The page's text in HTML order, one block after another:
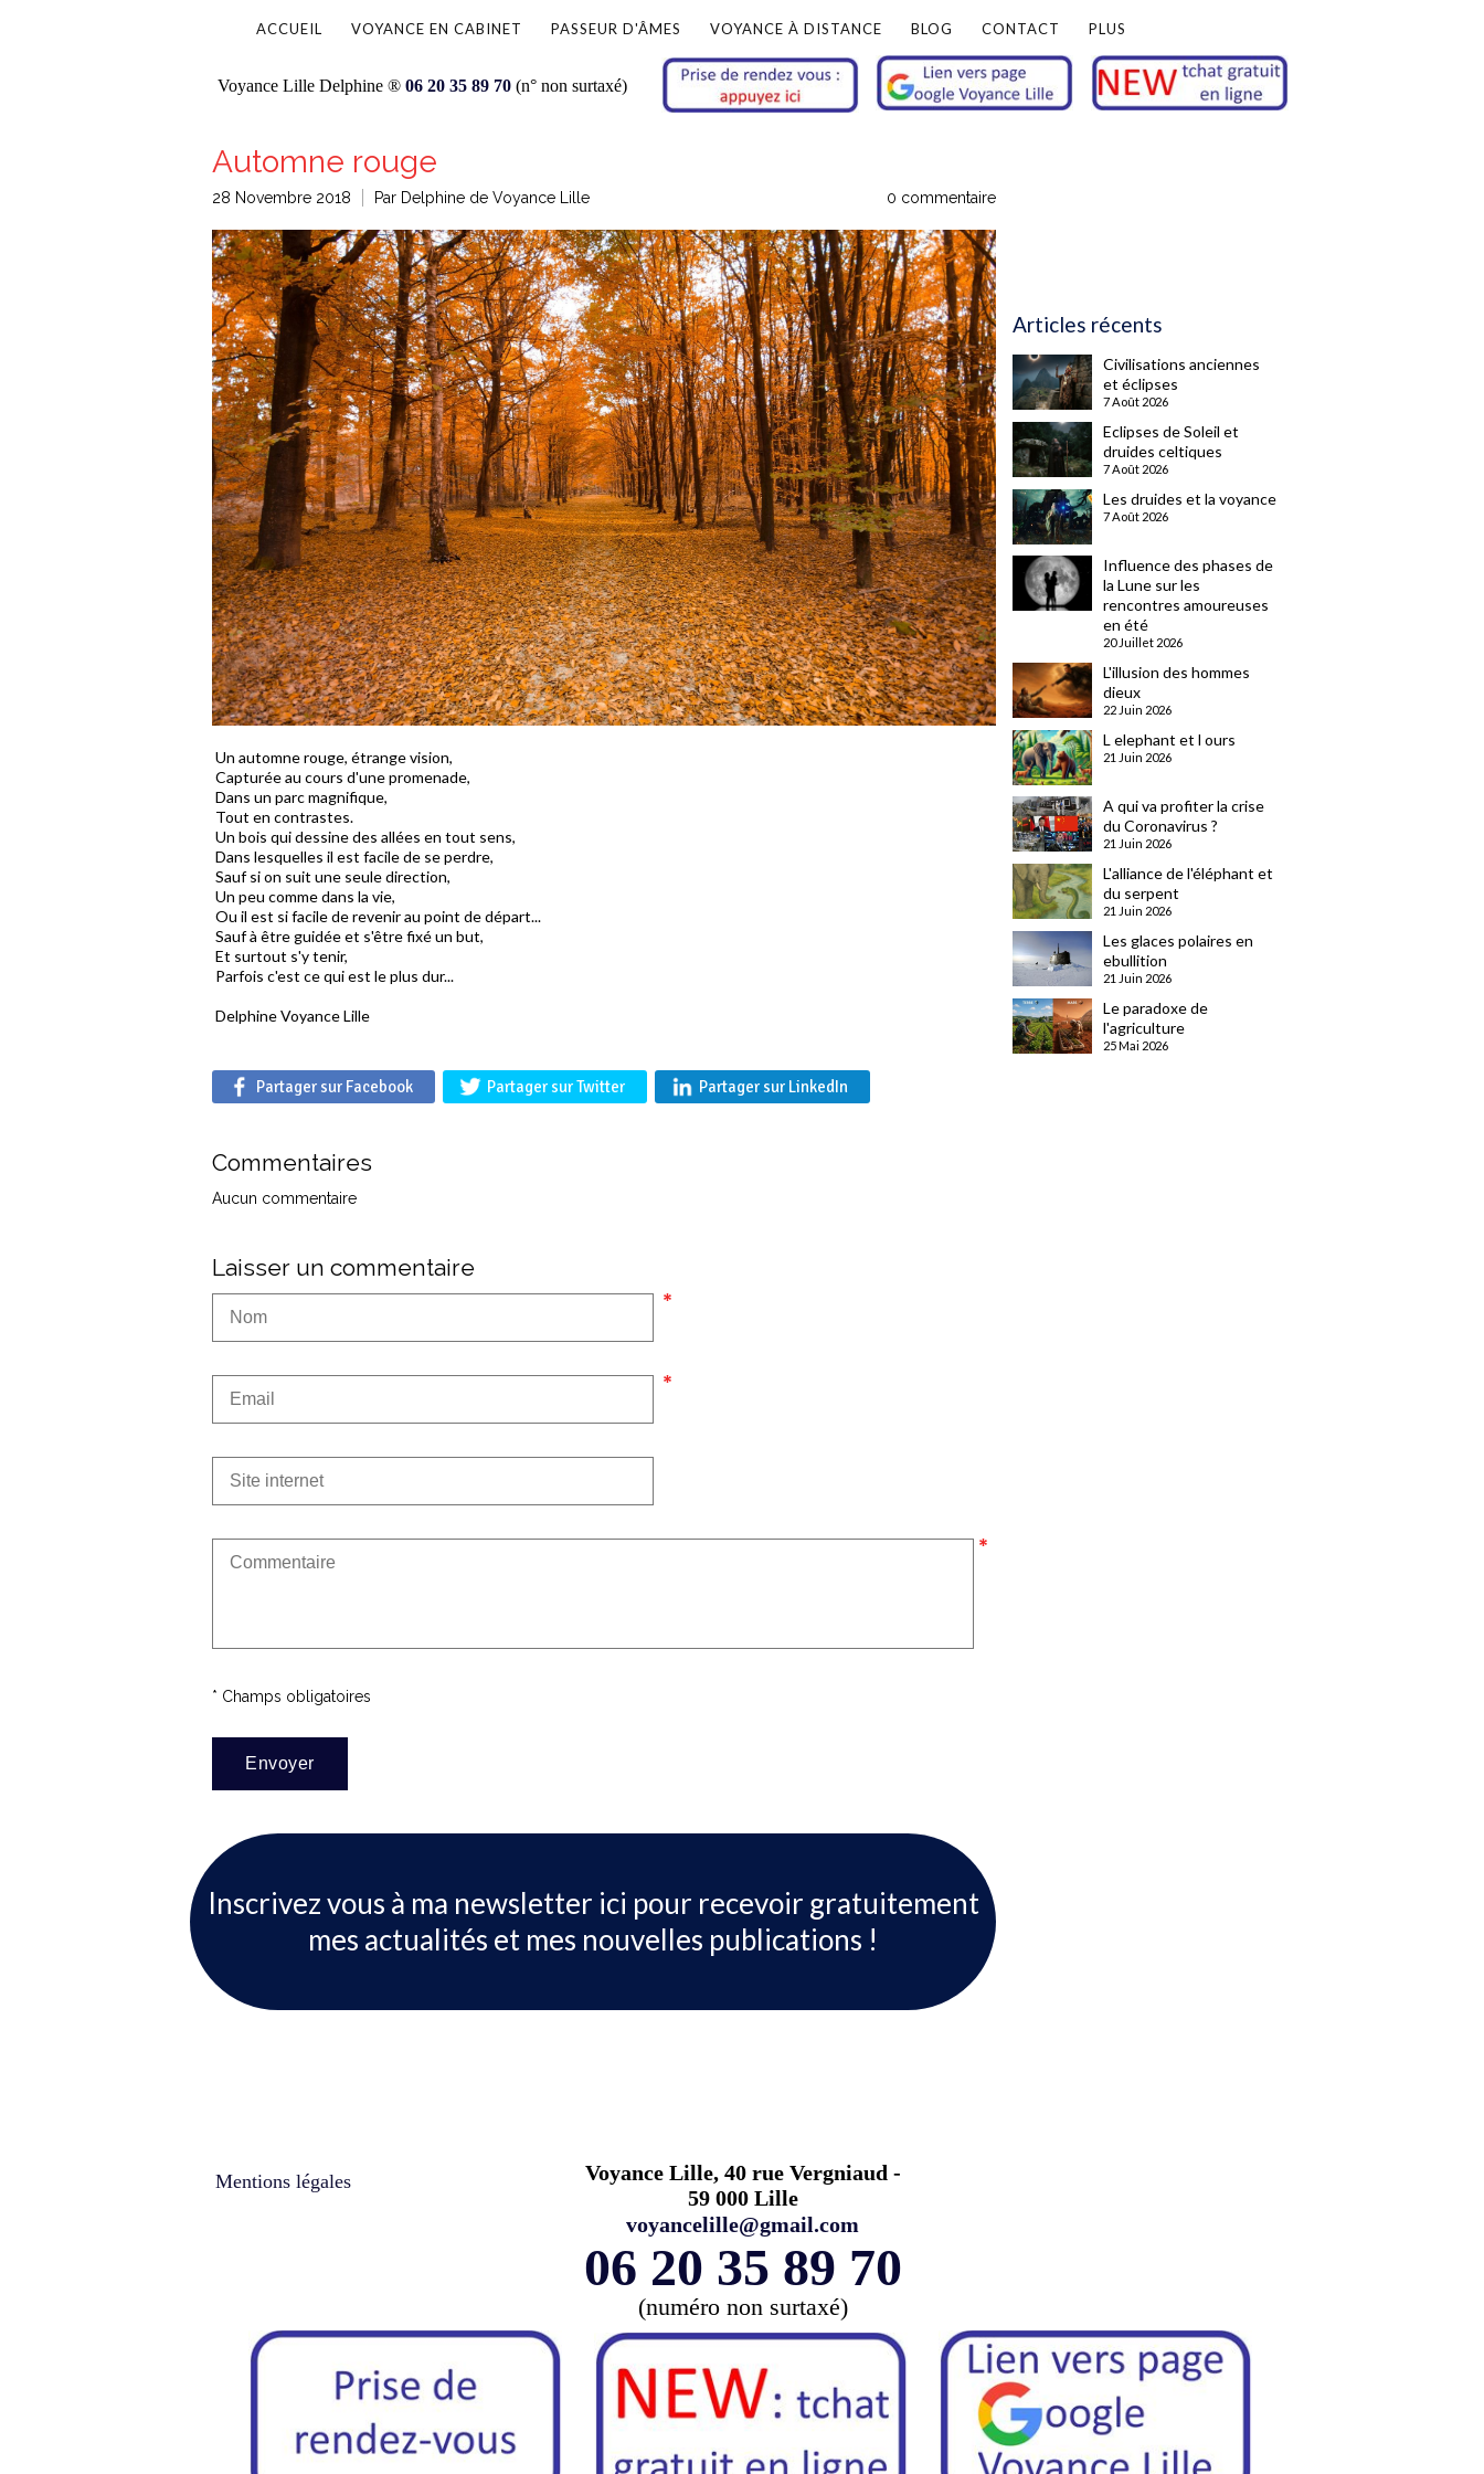
Voyance Lille Delphine ® 06 20 35 89 70 (n° non surtaxé)
ACCUEIL VOYANCE EN CABINET PASSEUR D'ÂMES VOYANCE À DISTANCE BLOG CONTACT PLUS
Automne rouge
28 Novembre 2018 Par Delphine de Voyance Lille 0 commentaire
Un automne rouge, étrange vision,
Capturée au cours d'une promenade,
Dans un parc magnifique,
Tout en contrastes.
Un bois qui dessine des allées en tout sens,
Dans lesquelles il est facile de se perdre,
Sauf si on suit une seule direction,
Un peu comme dans la vie,
Ou il est si facile de revenir au point de départ...
Sauf à être guidée et s'être fixé un but,
Et surtout s'y tenir,
Parfois c'est ce qui est le plus dur...
Delphine Voyance Lille
Partager sur Facebook Partager sur Twitter Partager sur LinkedIn
Commentaires
Aucun commentaire
Laisser un commentaire
* Champs obligatoires
Articles récents
Civilisations anciennes
et éclipses
7 Août 2026
Eclipses de Soleil et
druides celtiques
7 Août 2026
Les druides et la voyance
7 Août 2026
Influence des phases de
la Lune sur les
rencontres amoureuses
en été
20 Juillet 2026
L'illusion des hommes
dieux
22 Juin 2026
L elephant et l ours
21 Juin 2026
A qui va profiter la crise
du Coronavirus ?
21 Juin 2026
L'alliance de l'éléphant et
du serpent
21 Juin 2026
Les glaces polaires en
ebullition
21 Juin 2026
Le paradoxe de
l'agriculture
25 Mai 2026
Inscrivez vous à ma newsletter ici pour recevoir gratuitement
mes actualités et mes nouvelles publications !
Voyance Lille, 40 rue Vergniaud -
59 000 Lille
voyancelille@gmail.com
06 20 35 89 70
(numéro non surtaxé)
Mentions légales